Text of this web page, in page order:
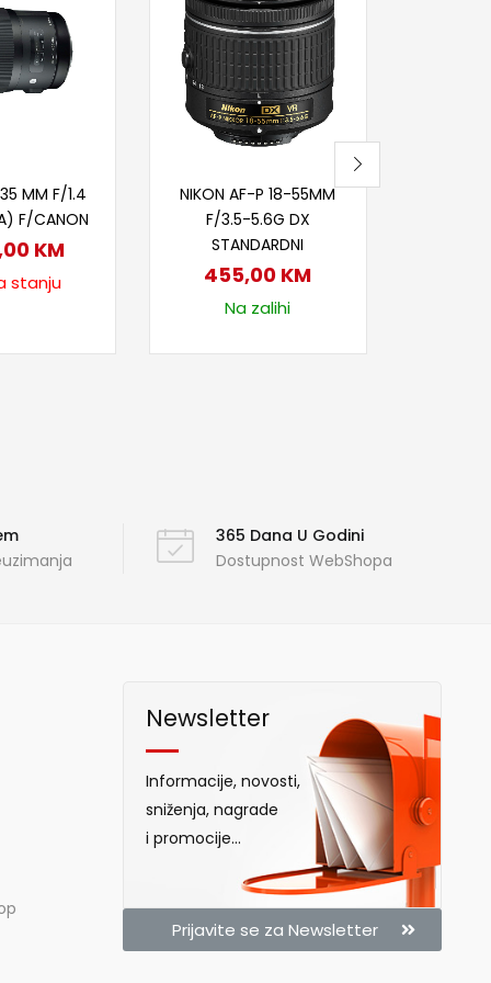
MM F/1.4
F/CANON
KM
stanju
NIKON AF-P 18-55MM
F/3.5-5.6G DX
STANDARDNI
455,00 KM
Na zalihi
365 Dana U Godini
Dostupnost WebShopa
Newsletter
Informacije, novosti,
sniženja, nagrade
i promocije...
Prijavite se za Newsletter